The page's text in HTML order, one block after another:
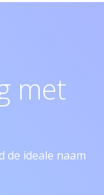
met
de ideale naam